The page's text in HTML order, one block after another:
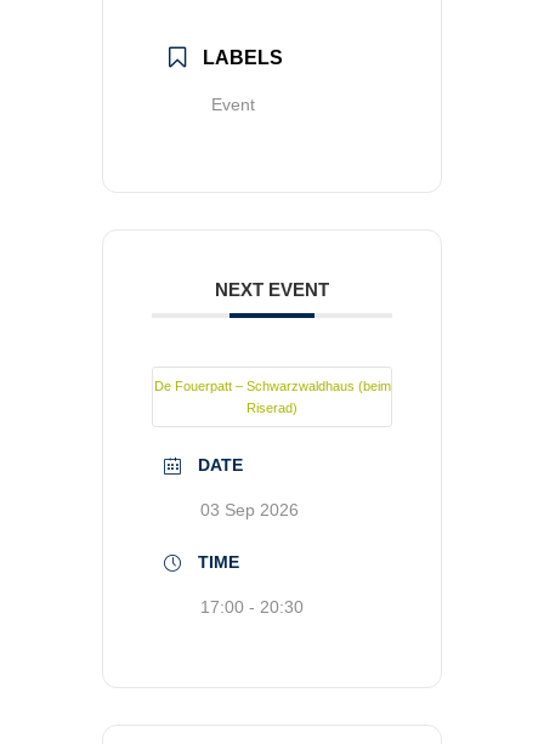
LABELS
Event
NEXT EVENT
De Fouerpatt – Schwarzwaldhaus (beim
Riserad)
DATE
03 Sep 2026
TIME
17:00 - 20:30